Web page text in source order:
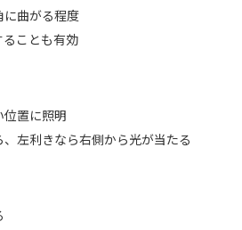
に曲がる程度
ることも有効
位置に照明
左利きなら右側から光が当たる